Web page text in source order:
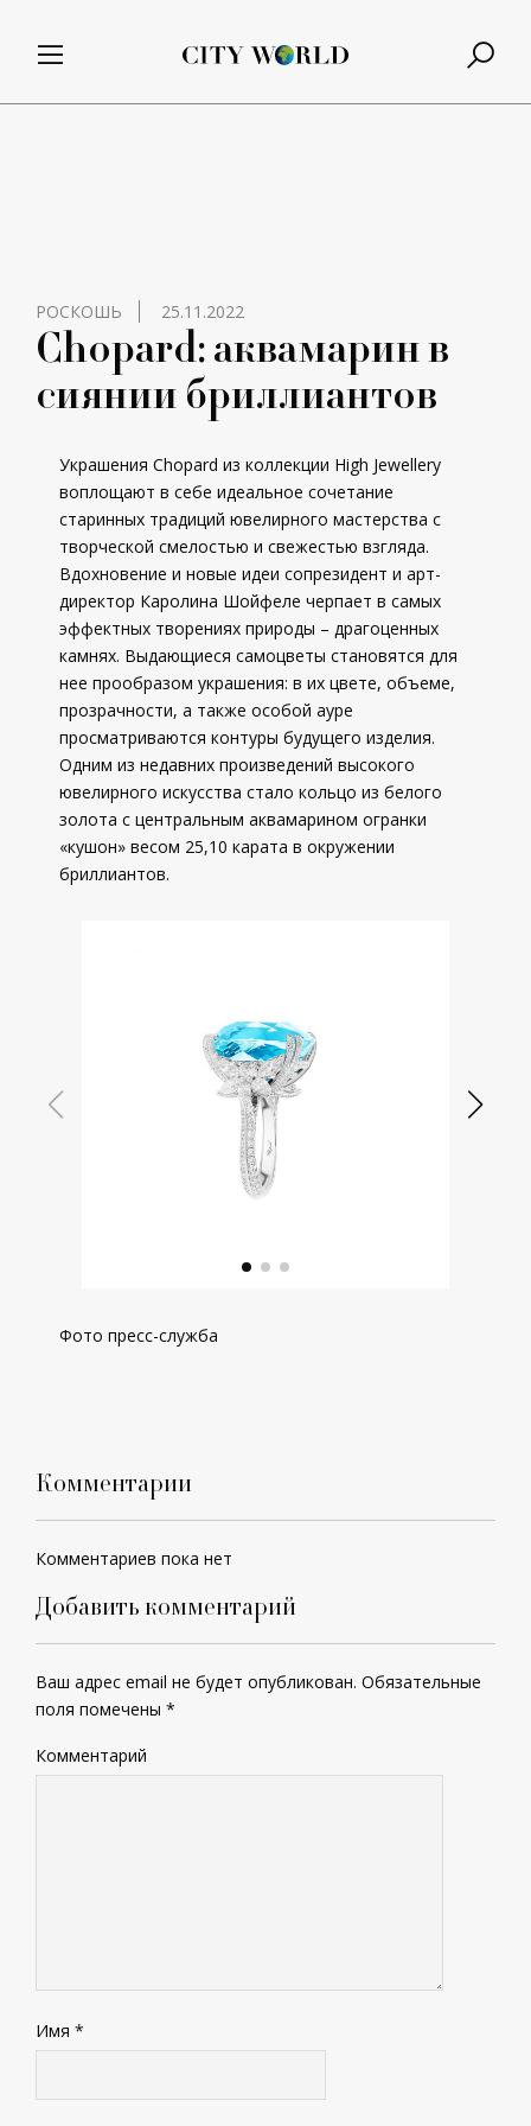
РОСКОШЬ 25.11.2022
Chopard: аквамарин в
сиянии бриллиантов
Украшения Chopard из коллекции High Jewellery
воплощают в себе идеальное сочетание
старинных традиций ювелирного мастерства с
творческой смелостью и свежестью взгляда.
Вдохновение и новые идеи сопрезидент и арт-
директор Каролина Шойфеле черпает в самых
эффектных творениях природы – драгоценных
камнях. Выдающиеся самоцветы становятся для
нее прообразом украшения: в их цвете, объеме,
прозрачности, а также особой ауре
просматриваются контуры будущего изделия.
Одним из недавних произведений высокого
ювелирного искусства стало кольцо из белого
золота с центральным аквамарином огранки
«кушон» весом 25,10 карата в окружении
бриллиантов.
Фото пресс-служба
Комментарии
Комментариев пока нет
Добавить комментарий
Ваш адрес email не будет опубликован. Обязательные
поля помечены *
Комментарий
Имя *